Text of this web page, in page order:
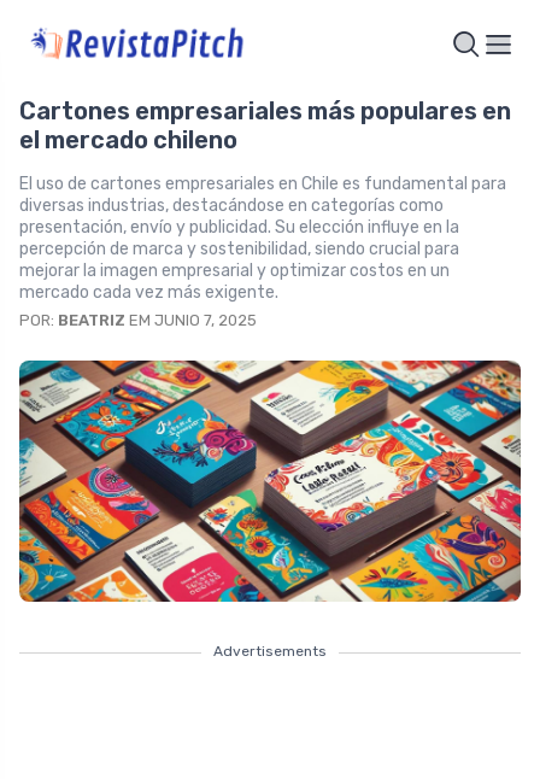
Cartones empresariales más populares en
el mercado chileno
El uso de cartones empresariales en Chile es fundamental para
diversas industrias, destacándose en categorías como
presentación, envío y publicidad. Su elección influye en la
percepción de marca y sostenibilidad, siendo crucial para
mejorar la imagen empresarial y optimizar costos en un
mercado cada vez más exigente.
POR: BEATRIZ EM JUNIO 7, 2025
Advertisements